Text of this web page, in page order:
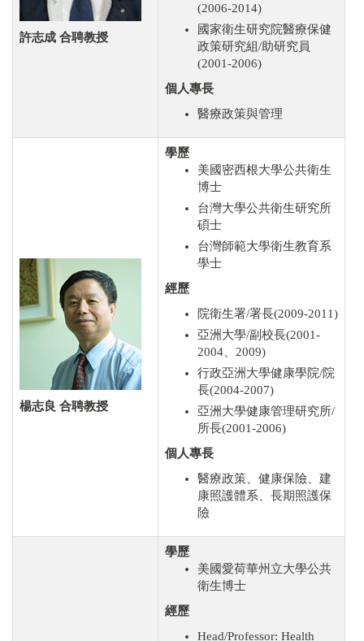
許志成 合聘教授
(2006-2014)
國家衛生研究院醫療保健
政策研究組/助研究員
(2001-2006)
個人專長
醫療政策與管理
楊志良 合聘教授
學歷
美國密西根大學公共衛生
博士
台灣大學公共衛生研究所
碩士
台灣師範大學衛生教育系
學士
經歷
院衛生署/署長(2009-2011)
亞洲大學/副校長(2001-
2004、2009)
行政亞洲大學健康學院/院
長(2004-2007)
亞洲大學健康管理研究所/
所長(2001-2006)
個人專長
醫療政策、健康保險、建
康照護體系、長期照護保
險
學歷
美國愛荷華州立大學公共
衛生博士
經歷
Head/Professor: Health